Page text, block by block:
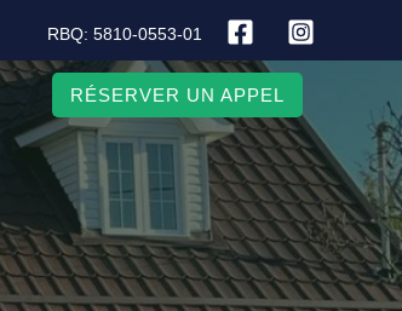
RBQ: 5810-0553-01
RÉSERVER UN APPEL